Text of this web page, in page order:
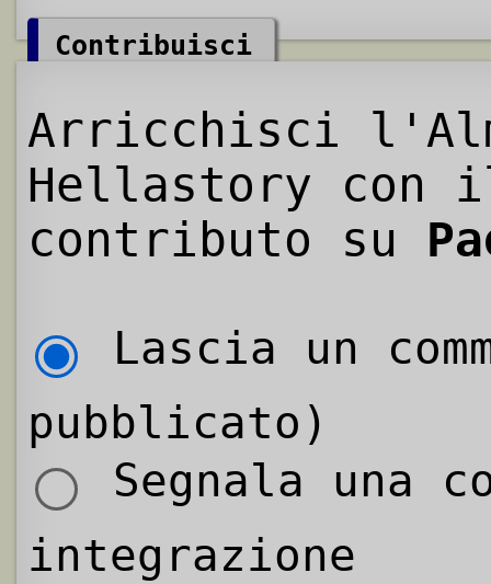
Contribuisci
Arricchisci
Hellastory con
contributo su
Lascia un
pubblicato)
Segnala una
integrazione